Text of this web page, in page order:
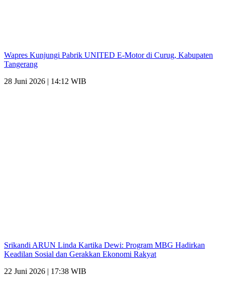
Wapres Kunjungi Pabrik UNITED E-Motor di Curug, Kabupaten
Tangerang
28 Juni 2026 | 14:12 WIB
Srikandi ARUN Linda Kartika Dewi: Program MBG Hadirkan
Keadilan Sosial dan Gerakkan Ekonomi Rakyat
22 Juni 2026 | 17:38 WIB